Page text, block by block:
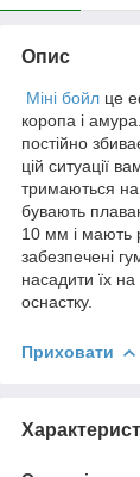
Опис
Міні бойл це
коропа і
постійно
цій ситуації
тримаються на
бувають
10 мм і мають
забезпечені
насадити їх
оснастку.
Приховати